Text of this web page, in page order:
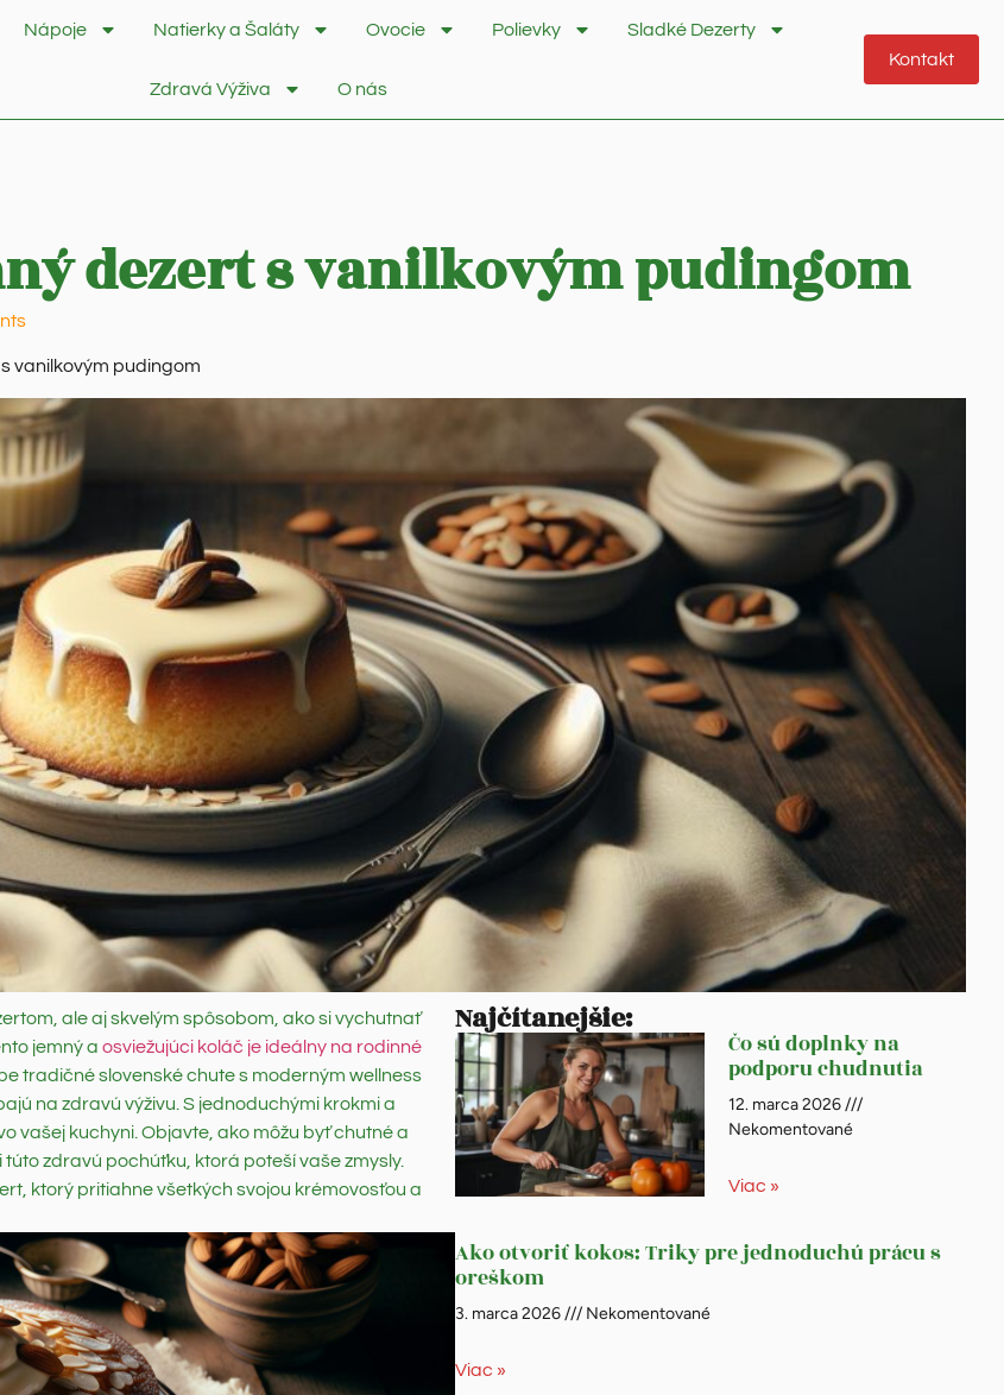
Nápoje Natierky a Šaláty Ovocie Polievky Sladké Dezerty
Zdravá Výživa O nás
Kontakt
dezert s vanilkovým pudingom
vanilkovým pudingom
ale aj skvelým spôsobom, ako si vychutnať
jemný a osviežujúci koláč je ideálny na rodinné
tradičné slovenské chute s moderným wellness
na zdravú výživu. S jednoduchými krokmi a
vašej kuchyni. Objavte, ako môžu byť chutné a
zdravú pochúťku, ktorá poteší vaše zmysly.
ktorý pritiahne všetkých svojou krémovosťou a
Najčítanejšie:
Čo sú doplnky na
podporu chudnutia
12. marca 2026
Nekomentované
Viac »
Ako otvoriť kokos: Triky pre jednoduchú prácu s
oreškom
3. marca 2026 Nekomentované
Viac »